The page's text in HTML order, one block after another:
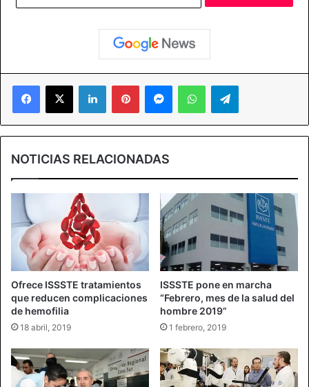
Facebook
X LinkedInPinterestMessengerWhatsAppTelegram
NOTICIAS RELACIONADAS
Ofrece ISSSTE tratamientos
que reducen complicaciones
de hemofilia
18 abril, 2019
ISSSTE pone en marcha
“Febrero, mes de la salud del
hombre 2019”
1 febrero, 2019